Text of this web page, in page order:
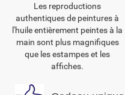
Les reproductions
authentiques de peintures à
l'huile entièrement peintes à la
main sont plus magnifiques
que les estampes et les
affiches.